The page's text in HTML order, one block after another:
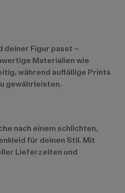
deiner Figur passt –
Materialien wie
während auffällige Prints
gewährleisten.
nach einem schlichten,
für deinen Stil. Mit
Lieferzeiten und